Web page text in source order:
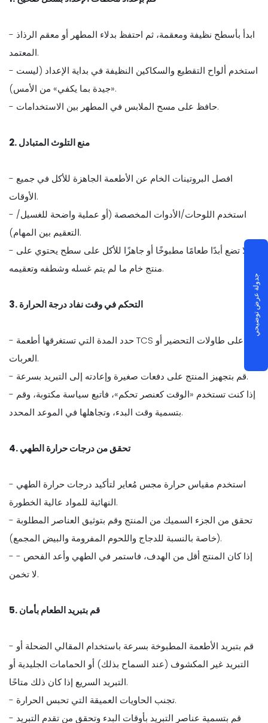
- ابدأ بأسطح نظيفة ومعقمة، ثم احتفظ بدلاء المطهر أو معقم الرذاذ
المعتمد.
- استخدم ألواح التقطيع والسكاكين النظيفة في بداية الإعداد (ليست
«جيدة بما يكفي» من الأمس).
- حافظ على مسح الملابس في المطهر بين الاستخدامات.
2. منع التلوث المتبادل
- افصل البروتينات الخام عن الأطعمة الجاهزة للأكل في جميع
الأوقات.
- استخدم اللوحات/الأدوات المخصصة (أو عملية واضحة للغسيل/
التعقيم بين المهام).
- لا تضع أبدًا طعامًا مطبوخًا أو جاهزًا للأكل على سطح يحتوي على
منتج خام ما لم يتم غسله وشطفه وتعقيمه.
3. التحكم في وقت نفاد درجة الحرارة
- حدد المدة التي تستغرقها أطعمة TCS على طاولات التحضير أو
العربات.
- قم بتجهيز المنتج على دفعات صغيرة وإعادته إلى التبريد بسرعة.
- إذا كنت تستخدم «الوقت كعنصر تحكم»، فاتبع سياسة مكتوبة، وقم
بتسمية وقت البدء، وتجاهلها في الموعد المحدد.
4. تحقق من درجات حرارة الطهي
- استخدم مقياس حرارة مجس مُعاير لتأكيد درجات حرارة الطهي
النهائية للمواد عالية الخطورة.
- تحقق من الجزء السميك من المنتج وقم بتوثيق العناصر المطلوبة
(خاصة بالنسبة للدجاج واللحوم المفرومة والبيض المجمع).
- إذا كان المنتج أقل من الهدف، فاستمر في الطهي وأعد الفحص -
لا تخمن.
5. قم بتبريد الطعام بأمان
- قم بتبريد الأطعمة المطبوخة بسرعة باستخدام المقالي الضحلة أو
التبريد غير المكشوف (عند السماح بذلك) أو الحمامات الجليدية أو
التبريد السريع إذا كان ذلك متاحًا.
- تجنب الحاويات العميقة التي تحبس الحرارة.
- قم بتسمية عناصر التبريد بأوقات البدء وتحقق من تقدم التبريد
جدولة عرض توضيحي